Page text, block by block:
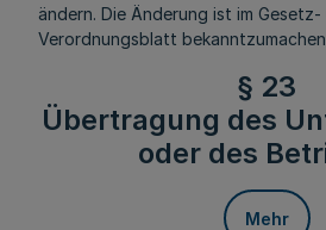
ändern. Die Änderung ist im Gesetz-
Verordnungsblatt
§ 23
Übertragung des
oder des
Mehr